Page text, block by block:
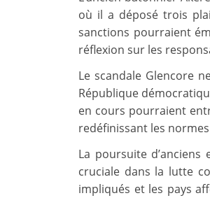
où il a déposé trois
sanctions pourraient
réflexion sur les
Le scandale Glencore
République
en cours pourraient
redéfinissant les
La poursuite
cruciale dans la lutte
impliqués et les pays